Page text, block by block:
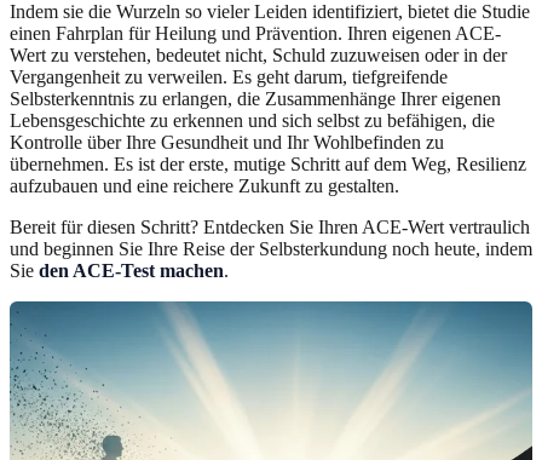
Indem sie die Wurzeln so vieler Leiden identifiziert, bietet die Studie
einen Fahrplan für Heilung und Prävention. Ihren eigenen ACE-
Wert zu verstehen, bedeutet nicht, Schuld zuzuweisen oder in der
Vergangenheit zu verweilen. Es geht darum, tiefgreifende
Selbsterkenntnis zu erlangen, die Zusammenhänge Ihrer eigenen
Lebensgeschichte zu erkennen und sich selbst zu befähigen, die
Kontrolle über Ihre Gesundheit und Ihr Wohlbefinden zu
übernehmen. Es ist der erste, mutige Schritt auf dem Weg, Resilienz
aufzubauen und eine reichere Zukunft zu gestalten.
Bereit für diesen Schritt? Entdecken Sie Ihren ACE-Wert vertraulich
und beginnen Sie Ihre Reise der Selbsterkundung noch heute, indem
Sie den ACE-Test machen.